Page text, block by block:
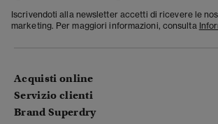
Iscrivendoti alla newsletter accetti di ricevere le
marketing. Per maggiori informazioni, consulta
Acquisti online
Servizio clienti
Brand Superdry